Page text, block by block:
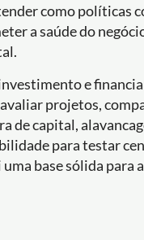
como políticas
a saúde do
e
projetos,
de capital,
para testar
base sólida para